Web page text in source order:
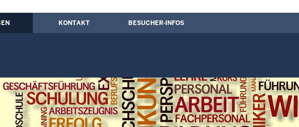
KONTAKT BESUCHER-INFOS